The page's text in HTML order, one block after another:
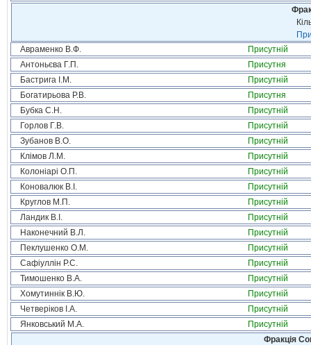
Авраменко В.Ф.
Присутній
Антоньєва Г.П.
Присутня
Бастрига І.М.
Присутній
Богатирьова Р.В.
Присутня
Бубка С.Н.
Присутній
Горлов Г.В.
Присутній
Зубанов В.О.
Присутній
Клімов Л.М.
Присутній
Колоніарі О.П.
Присутній
Коновалюк В.І.
Присутній
Круглов М.П.
Присутній
Ландик В.І.
Присутній
Наконечний В.Л.
Присутній
Пеклушенко О.М.
Присутній
Сафіуллін Р.С.
Присутній
Тимошенко В.А.
Присутній
Хомутиннік В.Ю.
Присутній
Четверіков І.А.
Присутній
Янковський М.А.
Присутній
Фракція